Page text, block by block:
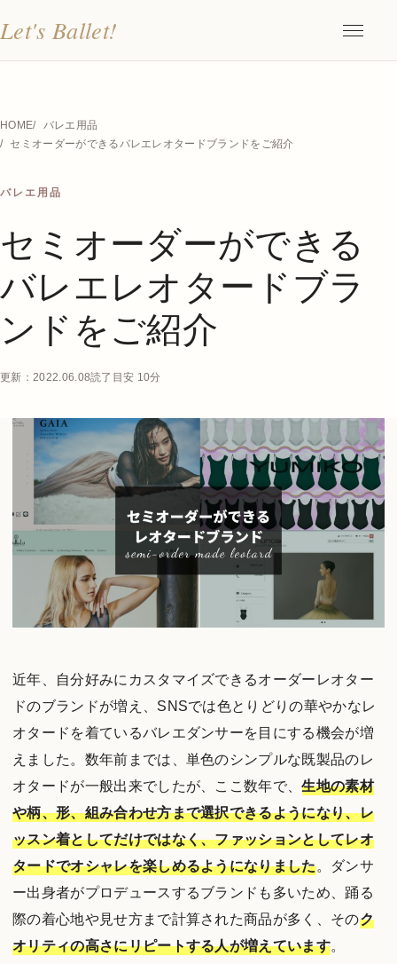
Let's Ballet!
HOME
バレエ用品
セミオーダーができるバレエレオタードブランドをご紹介
バレエ用品
セミオーダーができる
バレエレオタードブラ
ンドをご紹介
更新：2022.06.08読了目安 10分
近年、自分好みにカスタマイズできるオーダーレオター
ドのブランドが増え、SNSでは色とりどりの華やかなレ
オタードを着ているバレエダンサーを目にする機会が増
えました。数年前までは、単色のシンプルな既製品のレ
オタードが一般出来でしたが、ここ数年で、生地の素材
や柄、形、組み合わせ方まで選択できるようになり、レ
ッスン着としてだけではなく、ファッションとしてレオ
タードでオシャレを楽しめるようになりました。ダンサ
ー出身者がプロデュースするブランドも多いため、踊る
際の着心地や見せ方まで計算された商品が多く、そのク
オリティの高さにリピートする人が増えています。